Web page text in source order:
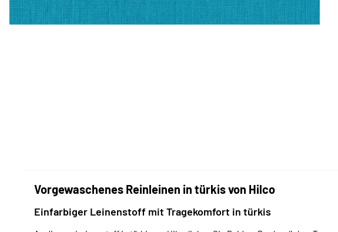
Vorgewaschenes Reinleinen in türkis von Hilco
Einfarbiger Leinenstoff mit Tragekomfort in türkis